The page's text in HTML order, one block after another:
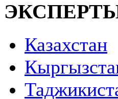
Казахстан